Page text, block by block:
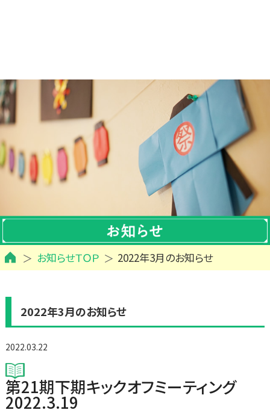
お知らせＴＯＰ 2022年3月のお知らせ
2022年3月のお知らせ
2022.03.22
第21期下期キックオフミーティング
2022.3.19